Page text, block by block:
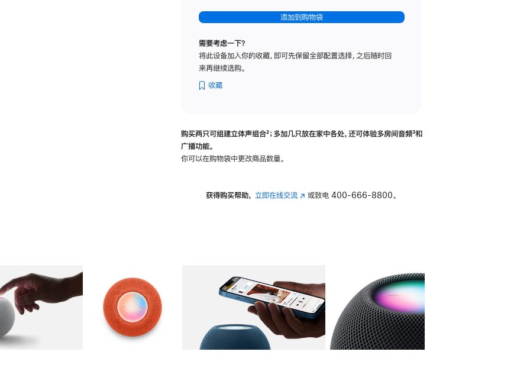
添加到购物袋
需要考虑一下？
将此设备加入你的收藏，即可先保留全部配置选择，之后随时回
来再继续选购。
收藏
购买两只可组建立体声组合脚
²；多加几只放在家中各处，还可体验多‍房‍间音频脚
³和
广播功能。
你可以在购物袋中更改商品数量。
获得购买帮助， 立即在线交流(在 或致电 400-666-8800。
图库 图像 图库 图像 图库 图像 4 图库 图像 5